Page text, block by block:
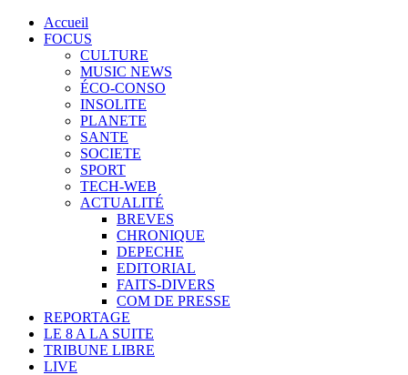
Accueil
FOCUS
CULTURE
MUSIC NEWS
ÉCO-CONSO
INSOLITE
PLANETE
SANTE
SOCIETE
SPORT
TECH-WEB
ACTUALITÉ
BREVES
CHRONIQUE
DEPECHE
EDITORIAL
FAITS-DIVERS
COM DE PRESSE
REPORTAGE
LE 8 A LA SUITE
TRIBUNE LIBRE
LIVE